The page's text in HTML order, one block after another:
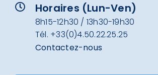
Horaires (Lun-Ven)
8h15-12h30 / 13h30-19h30
Tél. +33(0)4.50.22.25.25
Contactez-nous